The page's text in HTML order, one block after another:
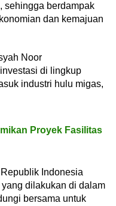
sehingga berdampak
dan kemajuan
Noor
di lingkup
industri hulu migas,
Proyek Fasilitas
Indonesia
dilakukan di dalam
bersama untuk